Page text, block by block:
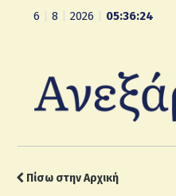
6 8 2026 05:36:25
Πίσω στην Αρχική